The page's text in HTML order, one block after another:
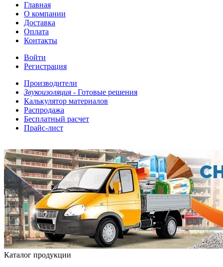
Главная
О компании
Доставка
Оплата
Контакты
Войти
Регистрация
Производители
Звукоизоляция - Готовые решения
Калькулятор материалов
Распродажа
Бесплатный расчет
Прайс-лист
Каталог продукции